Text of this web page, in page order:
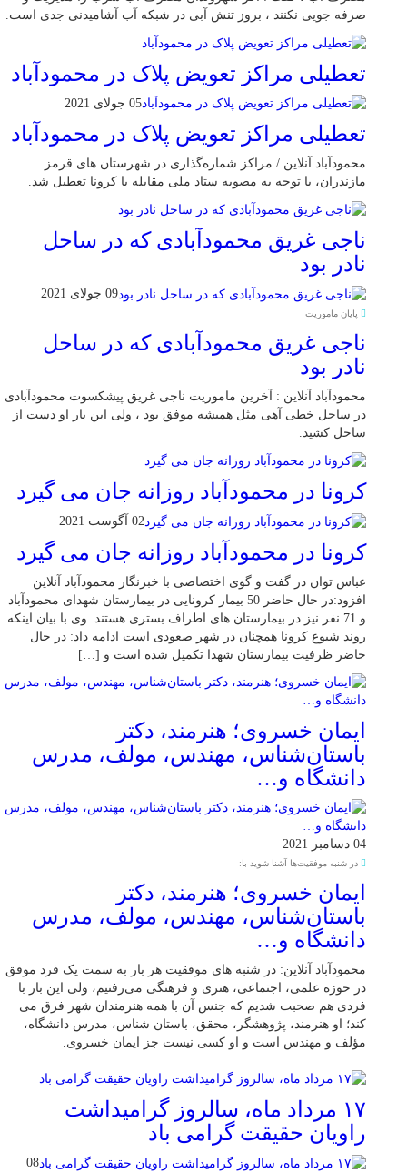
صرفه جویی نکنند ، بروز تنش آبی در شبکه آب آشامیدنی جدی است.
تعطیلی مراکز تعویض پلاک در محمودآباد
05 جولای 2021
تعطیلی مراکز تعویض پلاک در محمودآباد
محمودآباد آنلاین / مراکز شماره‌گذاری در شهر‌ستان های قرمز
مازندران، با توجه به مصوبه ستاد ملی مقابله با کرونا تعطیل شد.
ناجی غریق محمودآبادی که در ساحل
نادر بود
09 جولای 2021
پایان ماموریت
ناجی غریق محمودآبادی که در ساحل
نادر بود
محمودآباد آنلاین : آخرین ماموریت ناجی غریق پیشکسوت محمودآبادی
در ساحل خطی آهی مثل همیشه موفق بود ، ولی این بار او دست از
ساحل کشید.
کرونا در محمودآباد روزانه جان می گیرد
02 آگوست 2021
کرونا در محمودآباد روزانه جان می گیرد
عباس توان در گفت و گوی اختصاصی با خبرنگار محمودآباد آنلاین
افزود:در حال حاضر 50 بیمار کرونایی در بیمارستان شهدای محمودآباد
و 71 نفر نیز در بیمارستان های اطراف بستری هستند. وی با بیان اینکه
روند شیوع کرونا همچنان در شهر صعودی است ادامه داد: در حال
حاضر ظرفیت بیمارستان شهدا تکمیل شده است و […]
ایمان خسروی؛ هنرمند، دکتر
باستان‌شناس، مهندس، مولف، مدرس
دانشگاه و…
04 دسامبر 2021
در شنبه موفقیت‌ها آشنا شوید با:
ایمان خسروی؛ هنرمند، دکتر
باستان‌شناس، مهندس، مولف، مدرس
دانشگاه و…
محمودآباد آنلاین: در شنبه های موفقیت هر بار به سمت یک فرد موفق
در حوزه علمی، اجتماعی، هنری و فرهنگی می‌رفتیم، ولی این بار با
فردی هم صحبت شدیم که جنس آن با همه هنرمندان شهر فرق می
کند؛ او هنرمند، پژوهشگر، محقق، باستان شناس، مدرس دانشگاه،
مؤلف و مهندس است و او کسی نیست جز ایمان خسروی.
۱۷ مرداد ماه، سالروز گرامیداشت
راویان حقیقت گرامی باد
08